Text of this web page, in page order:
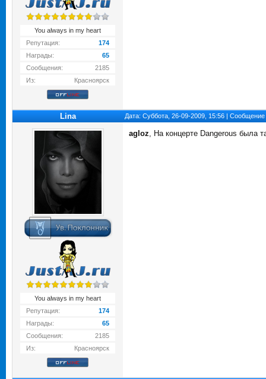
You always in my heart
Репутация:
174
Награды:
65
Сообщения:
2185
Из:
Красноярск
Lina Дата: Суббота, 26-09-2009, 15:56 |
You always in my heart
Репутация:
174
Награды:
65
Сообщения:
2185
Из:
Красноярск
agloz, На концерте Dangerous была